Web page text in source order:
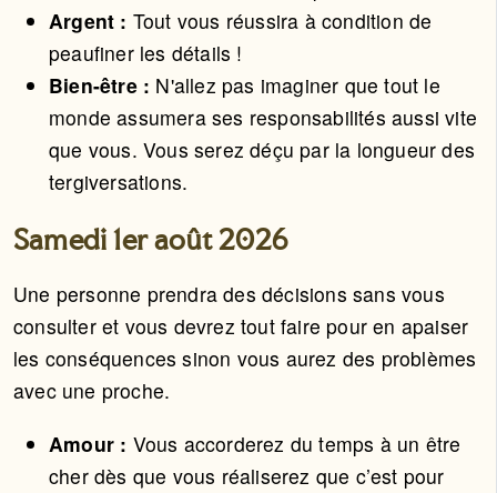
Argent : Tout vous réussira à condition de
peaufiner les détails !
Bien-être : N'allez pas imaginer que tout le
monde assumera ses responsabilités aussi vite
que vous. Vous serez déçu par la longueur des
tergiversations.
Samedi 1er août 2026
Une personne prendra des décisions sans vous
consulter et vous devrez tout faire pour en apaiser
les conséquences sinon vous aurez des problèmes
avec une proche.
Amour : Vous accorderez du temps à un être
cher dès que vous réaliserez que c’est pour